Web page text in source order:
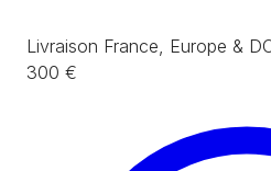
Livraison France, Europe &
300 €